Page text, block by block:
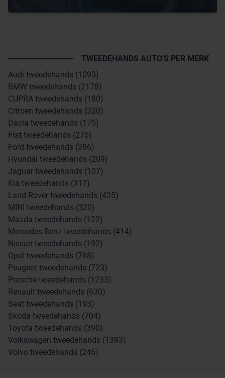
TWEEDEHANDS AUTO'S PER MERK
Audi tweedehands (1093)
BMW tweedehands (2178)
CUPRA tweedehands (180)
Citroen tweedehands (320)
Dacia tweedehands (175)
Fiat tweedehands (275)
Ford tweedehands (386)
Hyundai tweedehands (209)
Jaguar tweedehands (107)
Kia tweedehands (317)
Land Rover tweedehands (435)
MINI tweedehands (320)
Mazda tweedehands (122)
Mercedes-Benz tweedehands (414)
Nissan tweedehands (192)
Opel tweedehands (768)
Peugeot tweedehands (723)
Porsche tweedehands (1233)
Renault tweedehands (630)
Seat tweedehands (193)
Skoda tweedehands (704)
Toyota tweedehands (390)
Volkswagen tweedehands (1393)
Volvo tweedehands (246)